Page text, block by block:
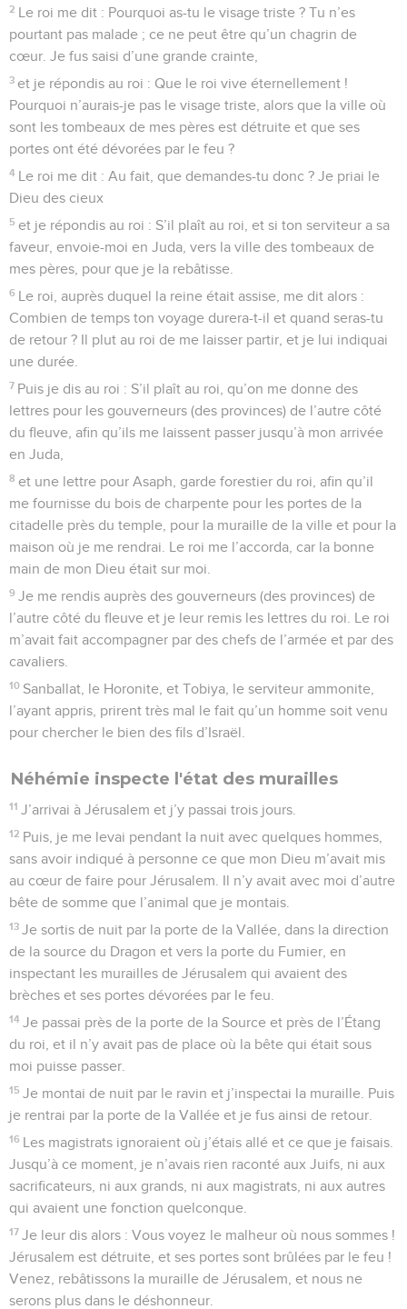
2 Le roi me dit : Pourquoi as-tu le visage triste ? Tu n’es
pourtant pas malade ; ce ne peut être qu’un chagrin de
cœur. Je fus saisi d’une grande crainte,
3 et je répondis au roi : Que le roi vive éternellement !
Pourquoi n’aurais-je pas le visage triste, alors que la ville où
sont les tombeaux de mes pères est détruite et que ses
portes ont été dévorées par le feu ?
4 Le roi me dit : Au fait, que demandes-tu donc ? Je priai le
Dieu des cieux
5 et je répondis au roi : S’il plaît au roi, et si ton serviteur a sa
faveur, envoie-moi en Juda, vers la ville des tombeaux de
mes pères, pour que je la rebâtisse.
6 Le roi, auprès duquel la reine était assise, me dit alors :
Combien de temps ton voyage durera-t-il et quand seras-tu
de retour ? Il plut au roi de me laisser partir, et je lui indiquai
une durée.
7 Puis je dis au roi : S’il plaît au roi, qu’on me donne des
lettres pour les gouverneurs (des provinces) de l’autre côté
du fleuve, afin qu’ils me laissent passer jusqu’à mon arrivée
en Juda,
8 et une lettre pour Asaph, garde forestier du roi, afin qu’il
me fournisse du bois de charpente pour les portes de la
citadelle près du temple, pour la muraille de la ville et pour la
maison où je me rendrai. Le roi me l’accorda, car la bonne
main de mon Dieu était sur moi.
9 Je me rendis auprès des gouverneurs (des provinces) de
l’autre côté du fleuve et je leur remis les lettres du roi. Le roi
m’avait fait accompagner par des chefs de l’armée et par des
cavaliers.
10 Sanballat, le Horonite, et Tobiya, le serviteur ammonite,
l’ayant appris, prirent très mal le fait qu’un homme soit venu
pour chercher le bien des fils d’Israël.
Néhémie inspecte l'état des murailles
11 J’arrivai à Jérusalem et j’y passai trois jours.
12 Puis, je me levai pendant la nuit avec quelques hommes,
sans avoir indiqué à personne ce que mon Dieu m’avait mis
au cœur de faire pour Jérusalem. Il n’y avait avec moi d’autre
bête de somme que l’animal que je montais.
13 Je sortis de nuit par la porte de la Vallée, dans la direction
de la source du Dragon et vers la porte du Fumier, en
inspectant les murailles de Jérusalem qui avaient des
brèches et ses portes dévorées par le feu.
14 Je passai près de la porte de la Source et près de l’Étang
du roi, et il n’y avait pas de place où la bête qui était sous
moi puisse passer.
15 Je montai de nuit par le ravin et j’inspectai la muraille. Puis
je rentrai par la porte de la Vallée et je fus ainsi de retour.
16 Les magistrats ignoraient où j’étais allé et ce que je faisais.
Jusqu’à ce moment, je n’avais rien raconté aux Juifs, ni aux
sacrificateurs, ni aux grands, ni aux magistrats, ni aux autres
qui avaient une fonction quelconque.
17 Je leur dis alors : Vous voyez le malheur où nous sommes !
Jérusalem est détruite, et ses portes sont brûlées par le feu !
Venez, rebâtissons la muraille de Jérusalem, et nous ne
serons plus dans le déshonneur.